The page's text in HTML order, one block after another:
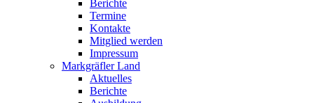
Berichte
Termine
Kontakte
Mitglied werden
Impressum
Markgräfler Land
Aktuelles
Berichte